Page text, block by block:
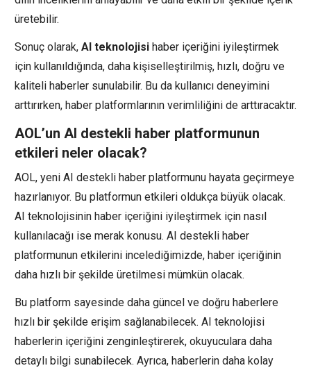
üretebilir.
Sonuç olarak, AI teknolojisi haber içeriğini iyileştirmek
için kullanıldığında, daha kişiselleştirilmiş, hızlı, doğru ve
kaliteli haberler sunulabilir. Bu da kullanıcı deneyimini
arttırırken, haber platformlarının verimliliğini de arttıracaktır.
AOL’un AI destekli haber platformunun
etkileri neler olacak?
AOL, yeni AI destekli haber platformunu hayata geçirmeye
hazırlanıyor. Bu platformun etkileri oldukça büyük olacak.
AI teknolojisinin haber içeriğini iyileştirmek için nasıl
kullanılacağı ise merak konusu. AI destekli haber
platformunun etkilerini incelediğimizde, haber içeriğinin
daha hızlı bir şekilde üretilmesi mümkün olacak.
Bu platform sayesinde daha güncel ve doğru haberlere
hızlı bir şekilde erişim sağlanabilecek. AI teknolojisi
haberlerin içeriğini zenginleştirerek, okuyuculara daha
detaylı bilgi sunabilecek. Ayrıca, haberlerin daha kolay